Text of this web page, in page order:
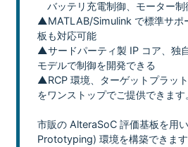
バッテリ充電制御、モーター制
▲MATLAB/Simulink で標準サポ
板も対応可能
▲サードパーティ製 IP コア、独
モデルで制御を開発できる
▲RCP 環境、ターゲットプラッ
をワンストップでご提供できます
市販の AlteraSoC 評価基板を用
Prototyping) 環境を構築できます